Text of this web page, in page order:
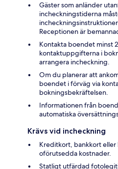
Gäster som anländer
incheckningstiderna
Receptionen är
Kontakta boendet minst
kontaktuppgifterna i
arrangera incheckning.
Om du planerar att
boendet i förväg via
bokningsbekräftelsen.
Informationen från
automatiska
Krävs vid incheckning
Kreditkort, bankkort
oförutsedda kostnader.
Statligt utfärdad